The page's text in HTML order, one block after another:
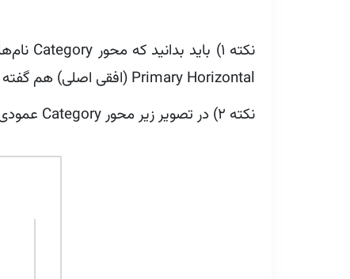
Primary Horizontal (افقی اصلی) هم گفته می‌شود.
نکته ۲) در تصویر زیر محور Category عمودی است.